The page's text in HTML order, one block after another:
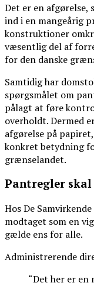
Det er en
ind i en mangeårig
konstruktioner
væsentlig del af
for den danske
Samtidig har
spørgsmålet om
pålagt at føre
overholdt. Dermed
afgørelse på
konkret betydning
grænselandet.
Pantregler skal
Hos De
modtaget som en
gælde ens for alle.
Administrerende
“Det her er